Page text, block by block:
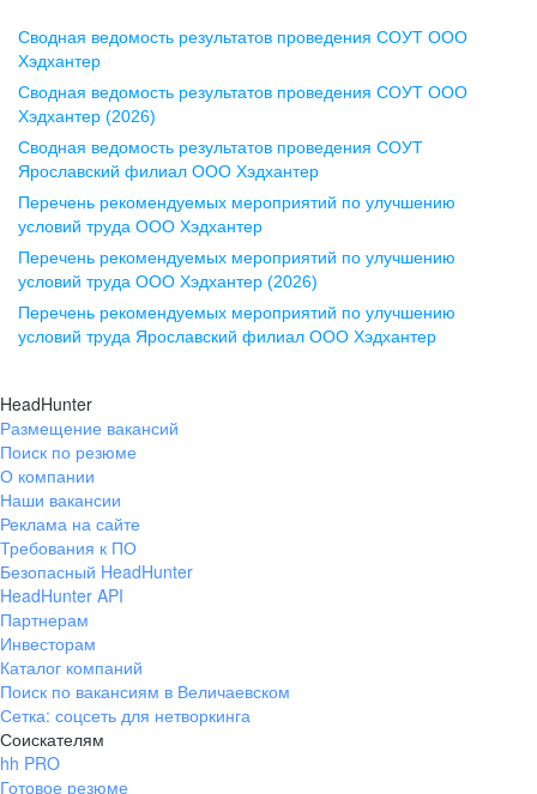
Воронеж
ул. Комиссаржевской, д. 10,
офис 1212
+7 473 280-05-05
pr@vrn.hh.ru
ул. Спартаковская, д. 2А, этаж 3,
помещение 15
+7 843 212-12-50
Екатеринбург
ул. Боевых Дружин, стр. 20,
+7 343 226-79-99
pr@ural.hh.ru
ул. Янковского, д. 169, 7 этаж,
706 каб.
+7 861 205-55-57
pr@krd.hh.ru
Сводная ведомость результатов проведения СОУТ ООО
Хэдхантер
Сводная ведомость результатов проведения СОУТ ООО
Хэдхантер (2026)
Сводная ведомость результатов проведения СОУТ
Ярославский филиал ООО Хэдхантер
Перечень рекомендуемых мероприятий по улучшению
условий труда ООО Хэдхантер
Перечень рекомендуемых мероприятий по улучшению
условий труда ООО Хэдхантер (2026)
Перечень рекомендуемых мероприятий по улучшению
условий труда Ярославский филиал ООО Хэдхантер
HeadHunter
Размещение вакансий
Поиск по резюме
О компании
Наши вакансии
Реклама на сайте
Требования к ПО
Безопасный HeadHunter
HeadHunter API
Партнерам
Инвесторам
Каталог компаний
Поиск по вакансиям в Величаевском
Сетка: соцсеть для нетворкинга
Соискателям
hh PRO
Готовое резюме